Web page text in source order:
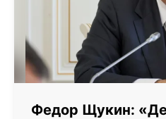
Федор Щукин: